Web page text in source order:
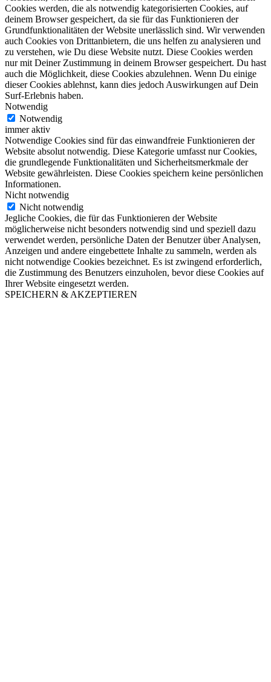
Cookies werden, die als notwendig kategorisierten Cookies, auf
deinem Browser gespeichert, da sie für das Funktionieren der
Grundfunktionalitäten der Website unerlässlich sind. Wir verwenden
auch Cookies von Drittanbietern, die uns helfen zu analysieren und
zu verstehen, wie Du diese Website nutzt. Diese Cookies werden
nur mit Deiner Zustimmung in deinem Browser gespeichert. Du hast
auch die Möglichkeit, diese Cookies abzulehnen. Wenn Du einige
dieser Cookies ablehnst, kann dies jedoch Auswirkungen auf Dein
Surf-Erlebnis haben.
Notwendig
Notwendig
immer aktiv
Notwendige Cookies sind für das einwandfreie Funktionieren der
Website absolut notwendig. Diese Kategorie umfasst nur Cookies,
die grundlegende Funktionalitäten und Sicherheitsmerkmale der
Website gewährleisten. Diese Cookies speichern keine persönlichen
Informationen.
Nicht notwendig
Nicht notwendig
Jegliche Cookies, die für das Funktionieren der Website
möglicherweise nicht besonders notwendig sind und speziell dazu
verwendet werden, persönliche Daten der Benutzer über Analysen,
Anzeigen und andere eingebettete Inhalte zu sammeln, werden als
nicht notwendige Cookies bezeichnet. Es ist zwingend erforderlich,
die Zustimmung des Benutzers einzuholen, bevor diese Cookies auf
Ihrer Website eingesetzt werden.
SPEICHERN & AKZEPTIEREN